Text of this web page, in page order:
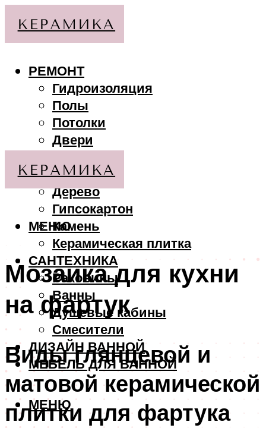
РЕМОНТ
Гидроизоляция
Полы
Потолки
Двери
МАТЕРИАЛЫ
Дерево
Гипсокартон
Камень
Керамическая плитка
САНТЕХНИКА
Раковины
Ванны
Душевые кабины
Смесители
ДИЗАЙН ВАННОЙ
МЕБЕЛЬ ДЛЯ ВАННОЙ
МЕНЮ
МЕНЮ
Мозаика для кухни
на фартук
Виды глянцевой и
матовой керамической
плитки для фартука